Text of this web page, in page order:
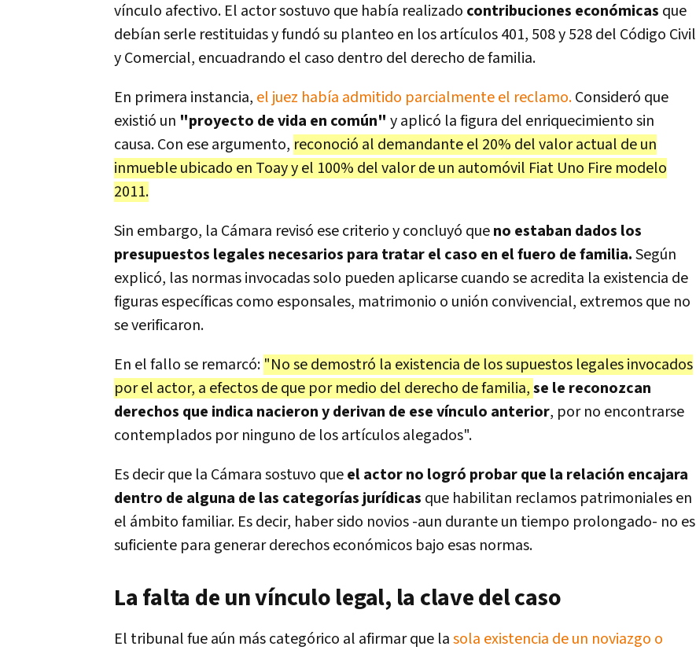
vínculo afectivo. El actor sostuvo que había realizado contribuciones económicas que
debían serle restituidas y fundó su planteo en los artículos 401, 508 y 528 del Código Civil
y Comercial, encuadrando el caso dentro del derecho de familia.
En primera instancia, el juez había admitido parcialmente el reclamo.Consideró que
existió un "proyecto de vida en común" y aplicó la figura del enriquecimiento sin
causa. Con ese argumento, reconoció al demandante el 20% del valor actual de un
inmueble ubicado en Toay y el 100% del valor de un automóvil Fiat Uno Fire modelo
2011.
Sin embargo, la Cámara revisó ese criterio y concluyó queno estaban dados los
presupuestos legales necesarios para tratar el caso en el fuero de familia.Según
explicó, las normas invocadas solo pueden aplicarse cuando se acredita la existencia de
figuras específicas como esponsales, matrimonio o unión convivencial, extremos que no
se verificaron.
En el fallo se remarcó: "No se demostró la existencia de los supuestos legales invocados
por el actor, a efectos de que por medio del derecho de familia,se le reconozcan
derechos que indica nacieron y derivan de ese vínculo anterior, por no encontrarse
contemplados por ninguno de los artículos alegados".
Es decir que la Cámara sostuvo queel actor no logró probar que la relación encajara
dentro de alguna de las categorías jurídicas que habilitan reclamos patrimoniales en
el ámbito familiar. Es decir, haber sido novios -aun durante un tiempo prolongado- no es
suficiente para generar derechos económicos bajo esas normas.
La falta de un vínculo legal, la clave del caso
El tribunal fue aún más categórico al afirmar que lasola existencia de un noviazgo o